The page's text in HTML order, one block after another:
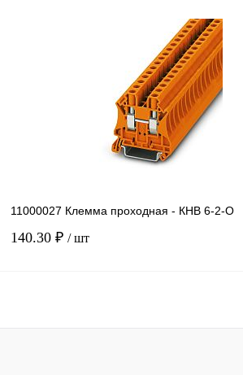
В корзину
Сравнение
Под заказ
11000027 Клемма проходная - КНВ 6-2-О
140.30 ₽ / шт